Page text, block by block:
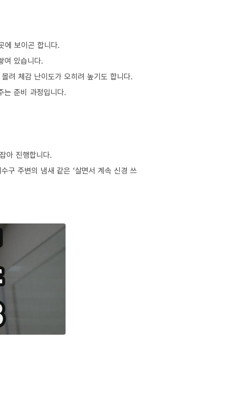
에 보이곤 합니다.
여 있습니다.
려 체감 난이도가 오히려 높기도 합니다.
는 준비 과정입니다.
아 진행합니다.
구 주변의 냄새 같은 ‘살면서 계속 신경 쓰